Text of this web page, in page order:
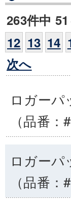
263件中
12 13 14
次へ
ロガーパ
（品番：
ロガーパ
（品番：